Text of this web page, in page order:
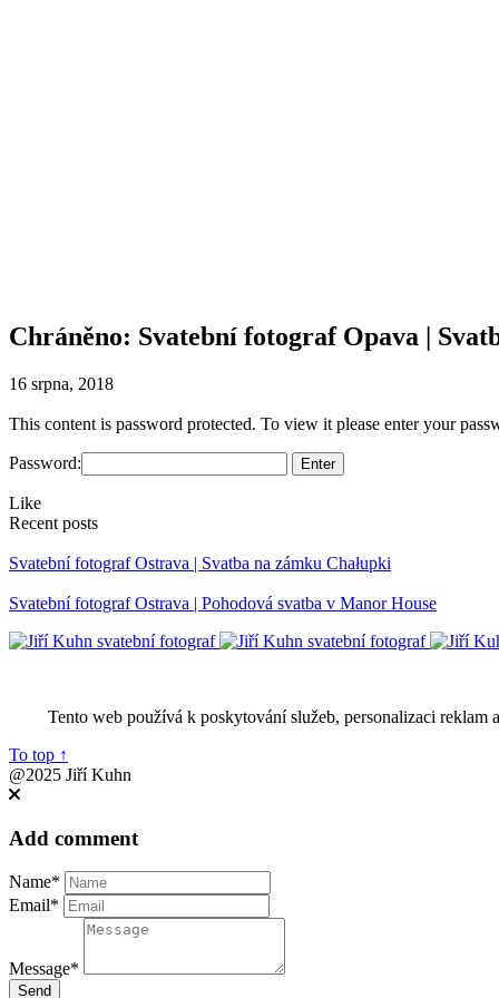
Chráněno: Svatební fotograf Opava |
16 srpna, 2018
This content is password protected. To view it please enter your
Password:
Like
Recent posts
Svatební fotograf Ostrava | Svatba na zámku Chałupki
Svatební fotograf Ostrava | Pohodová svatba v Manor House
Tento web používá k poskytování služeb, personalizaci
To top ↑
@2025 Jiří Kuhn
Add comment
Name*
Email*
Message*
Send